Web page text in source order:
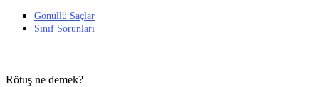
Gönüllü Saçlar
Sınıf Sorunları
Rötuş ne demek?